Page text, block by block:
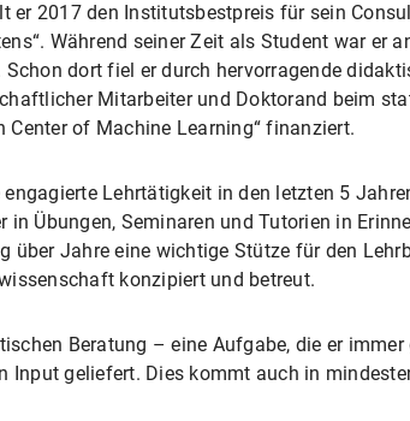
er 2017 den Institutsbestpreis für sein
Während seiner Zeit als Student war
dort fiel er durch hervorragende
Mitarbeiter und Doktorand beim
Center of Machine Learning“ finanziert.
engagierte Lehrtätigkeit in den letzten 5
in Übungen, Seminaren und Tutorien in
über Jahre eine wichtige Stütze für den
konzipiert und betreut.
Beratung – eine Aufgabe, die er
Input geliefert. Dies kommt auch in